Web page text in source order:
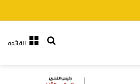
القائمةبحث عن